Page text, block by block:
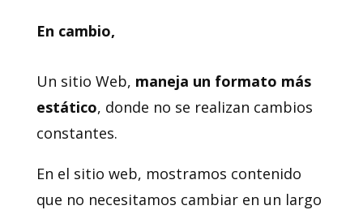
En cambio,
Un sitio Web, maneja un formato más
estático, donde no se realizan cambios
constantes.
En el sitio web, mostramos contenido
que no necesitamos cambiar en un largo